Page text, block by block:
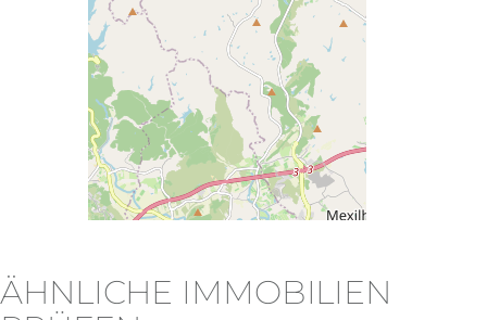
ÄHNLICHE IMMOBILIEN